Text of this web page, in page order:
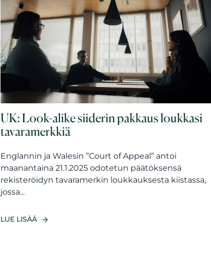
UK: Look-alike siiderin pakkaus loukkasi
tavaramerkkiä
Englannin ja Walesin ”Court of Appeal” antoi
maanantaina 21.1.2025 odotetun päätöksensä
rekisteröidyn tavaramerkin loukkauksesta kiistassa,
jossa...
LUE LISÄÄ